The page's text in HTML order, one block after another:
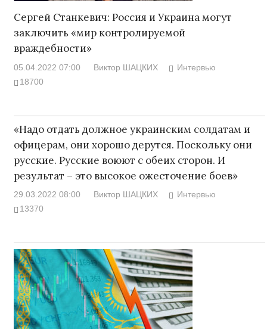
Сергей Станкевич: Россия и Украина могут
заключить «мир контролируемой
враждебности»
05.04.2022 07:00 Виктор ШАЦКИХ
Интервью
18700
«Надо отдать должное украинским солдатам и
офицерам, они хорошо дерутся. Поскольку они
русские. Русские воюют с обеих сторон. И
результат – это высокое ожесточение боев»
29.03.2022 08:00 Виктор ШАЦКИХ
Интервью
13370